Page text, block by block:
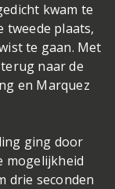
kwam te
tweede plaats,
te gaan. Met
naar de
en Marquez
ging door
mogelijkheid
drie seconden